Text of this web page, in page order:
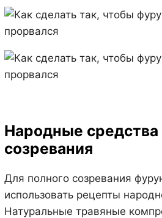
Народные средства
созревания
Для полного созревания
использовать рецепты
Натуральные травяные